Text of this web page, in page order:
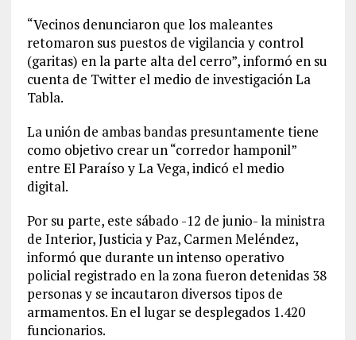
“Vecinos denunciaron que los maleantes
retomaron sus puestos de vigilancia y control
(garitas) en la parte alta del cerro”, informó en su
cuenta de Twitter el medio de investigación La
Tabla.
La unión de ambas bandas presuntamente tiene
como objetivo crear un “corredor hamponil”
entre El Paraíso y La Vega, indicó el medio
digital.
Por su parte, este sábado -12 de junio- la ministra
de Interior, Justicia y Paz, Carmen Meléndez,
informó que durante un intenso operativo
policial registrado en la zona fueron detenidas 38
personas y se incautaron diversos tipos de
armamentos. En el lugar se desplegados 1.420
funcionarios.